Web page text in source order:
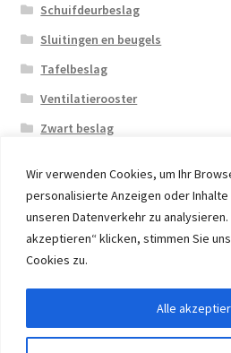
Wir verwenden Cookies, um Ihr
personalisierte Anzeigen oder
unseren Datenverkehr zu analysieren.
akzeptieren“ klicken, stimmen Sie
Cookies zu.
Alle
Schuifdeurbeslag
Sluitingen en beugels
Tafelbeslag
Ventilatierooster
Zwart beslag
© 2026 Eruon Trade UG,